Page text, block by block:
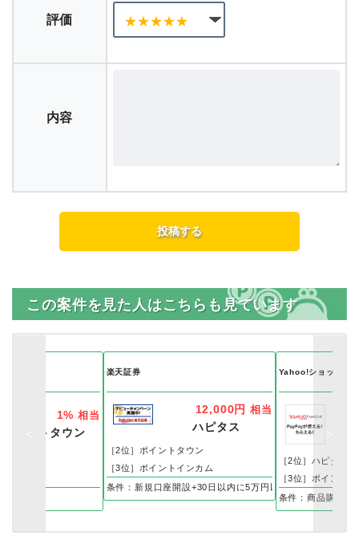
評価
内容
この案件を見た人はこちらも見ています
1% 相当
ポイントタウン
楽天証券
12,000円 相当
ハピタス
［2位］ポイントタウン
［3位］ポイントインカム
条件：新規口座開設+30日以内に5万円以上入金
Yahoo!ショッピン
［2位］ハピタス
［3位］ポイント
条件：商品購入